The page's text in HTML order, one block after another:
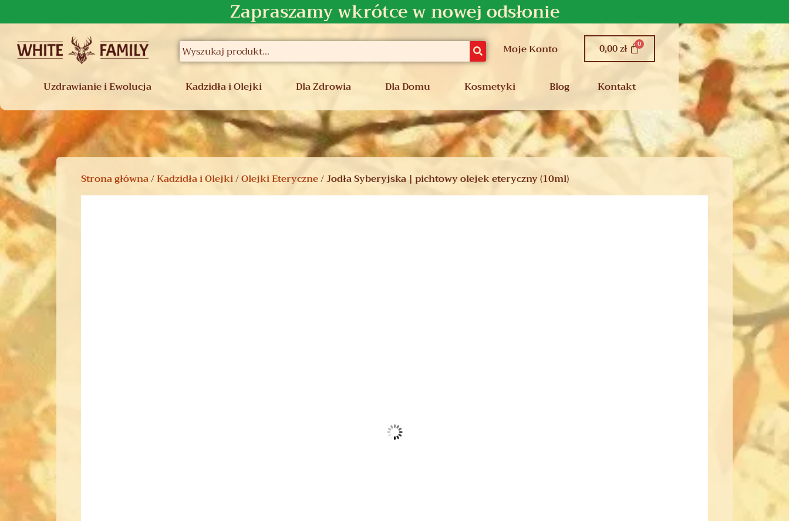
Zapraszamy wkrótce w nowej odsłonie
Moje Konto 0,00zł
Uzdrawianie i Ewolucja Kadzidła i Olejki Dla Zdrowia Dla Domu Kosmetyki Blog Kontakt
Strona główna/Kadzidła i Olejki/Olejki Eteryczne/ Jodła Syberyjska | pichtowy olejek eteryczny (10ml)